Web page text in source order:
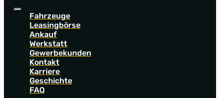
Fahrzeuge
Leasingbörse
Ankauf
Werkstatt
Gewerbekunden
Kontakt
Karriere
Geschichte
FAQ